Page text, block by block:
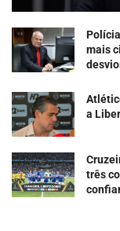
mais
a
três